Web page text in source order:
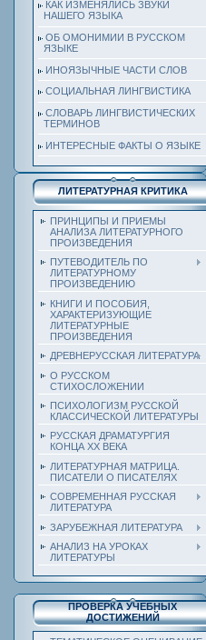
КАК ИЗМЕНЯЛИСЬ ЗВУКИ
НАШЕГО ЯЗЫКА
ОБ ОМОНИМИИ В РУССКОМ
ЯЗЫКЕ
ИНОЯЗЫЧНЫЕ ЧАСТИ СЛОВ
СОЦИАЛЬНАЯ ЛИНГВИСТИКА
СЛОВАРЬ ЛИНГВИСТИЧЕСКИХ
ТЕРМИНОВ
ИНТЕРЕСНЫЕ ФАКТЫ О ЯЗЫКЕ
ЛИТЕРАТУРНАЯ КРИТИКА
ПРИНЦИПЫ И ПРИЕМЫ
АНАЛИЗА ЛИТЕРАТУРНОГО
ПРОИЗВЕДЕНИЯ
ПУТЕВОДИТЕЛЬ ПО
ЛИТЕРАТУРНОМУ
ПРОИЗВЕДЕНИЮ
КНИГИ И ПОСОБИЯ,
ХАРАКТЕРИЗУЮЩИЕ
ЛИТЕРАТУРНЫЕ
ПРОИЗВЕДЕНИЯ
ДРЕВНЕРУССКАЯ ЛИТЕРАТУРА
О РУССКОМ
СТИХОСЛОЖЕНИИ
ПСИХОЛОГИЗМ РУССКОЙ
КЛАССИЧЕСКОЙ ЛИТЕРАТУРЫ
РУССКАЯ ДРАМАТУРГИЯ
КОНЦА ХХ ВЕКА
ЛИТЕРАТУРНАЯ МАТРИЦА.
ПИСАТЕЛИ О ПИСАТЕЛЯХ
СОВРЕМЕННАЯ РУССКАЯ
ЛИТЕРАТУРА
ЗАРУБЕЖНАЯ ЛИТЕРАТУРА
АНАЛИЗ НА УРОКАХ
ЛИТЕРАТУРЫ
ПРОВЕРКА УЧЕБНЫХ
ДОСТИЖЕНИЙ